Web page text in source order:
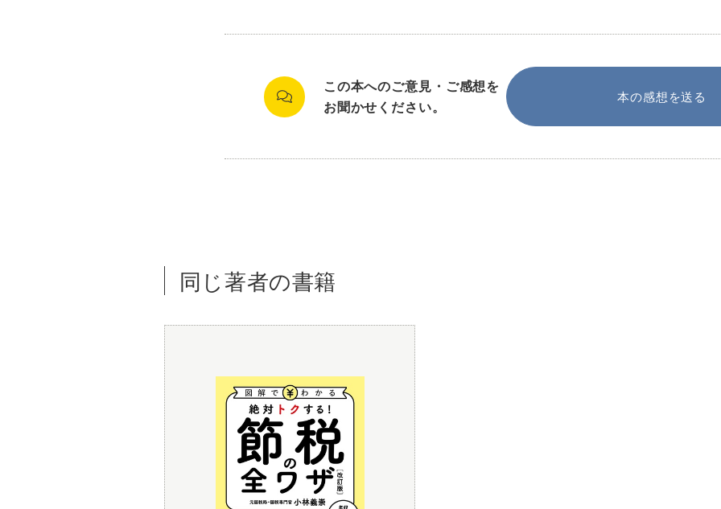
この本へのご意見・ご感想を
お聞かせください。
本の感想を送る
同じ著者の書籍